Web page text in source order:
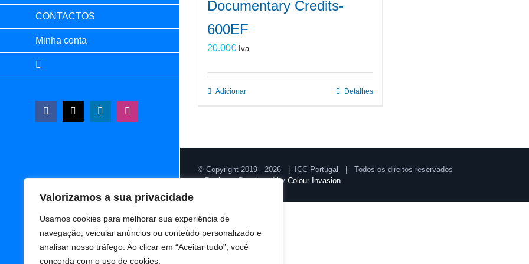
Valorizamos a sua privacidade
Usamos cookies para melhorar sua experiência de
navegação, veicular anúncios ou conteúdo personalizado e
analisar nosso tráfego. Ao clicar em “Aceitar tudo”, você
concorda com o uso de cookies.
CONTACTOS
Minha conta
Facebook
X LinkedInInstagram
Documentary Credits-
600EF
20.00€ Iva
Adicionar Detalhes
© Copyright 2019 - 2026 | ICC Portugal | Todos os direitos reservados
Design & Developed by Colour Invasion